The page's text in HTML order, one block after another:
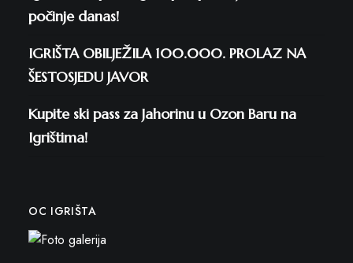
počinje danas!
IGRIŠTA OBILJEŽILA 100.000. PROLAZ NA
ŠESTOSJEDU JAVOR
Kupite ski pass za Jahorinu u Ozon Baru na
Igrištima!
OC IGRIŠTA